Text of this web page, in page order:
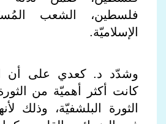
فلسطين، الشعب
الإسلاميّة.
وشدّد د. كعدي على أن
كانت أكثر أهميّة من
الثورة البلشفيّة، وذلك